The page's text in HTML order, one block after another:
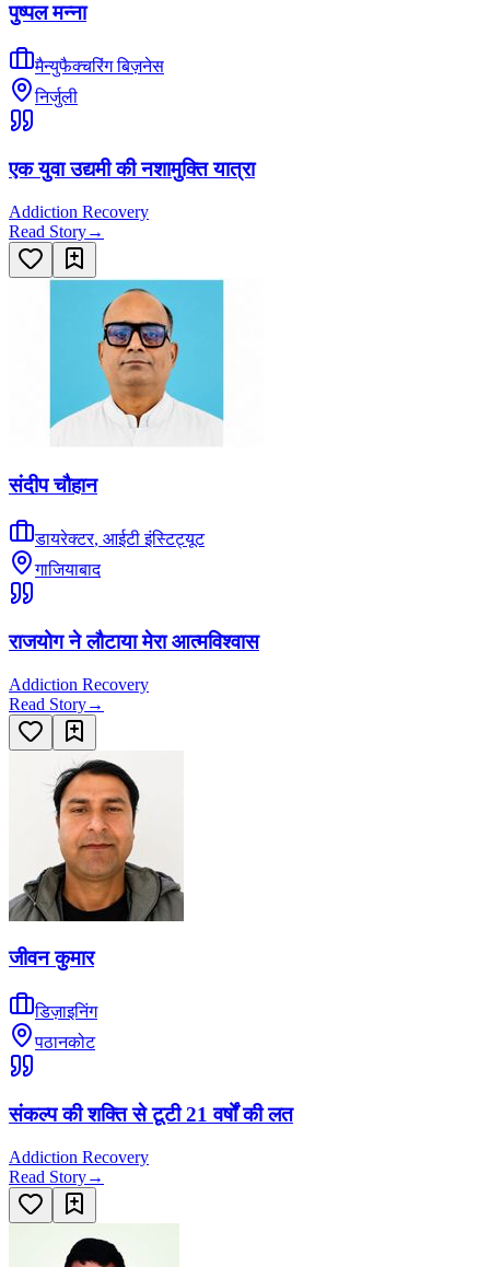
पुष्पल मन्ना
मैन्युफैक्चरिंग बिज़नेस
निर्जुली
एक युवा उद्यमी की नशामुक्ति यात्रा
Addiction Recovery
Read Story→
संदीप चौहान
डायरेक्टर, आईटी इंस्टिट्यूट
गाजियाबाद
राजयोग ने लौटाया मेरा आत्मविश्वास
Addiction Recovery
Read Story→
जीवन कुमार
डिज़ाइनिंग
पठानकोट
संकल्प की शक्ति से टूटी 21 वर्षों की लत
Addiction Recovery
Read Story→